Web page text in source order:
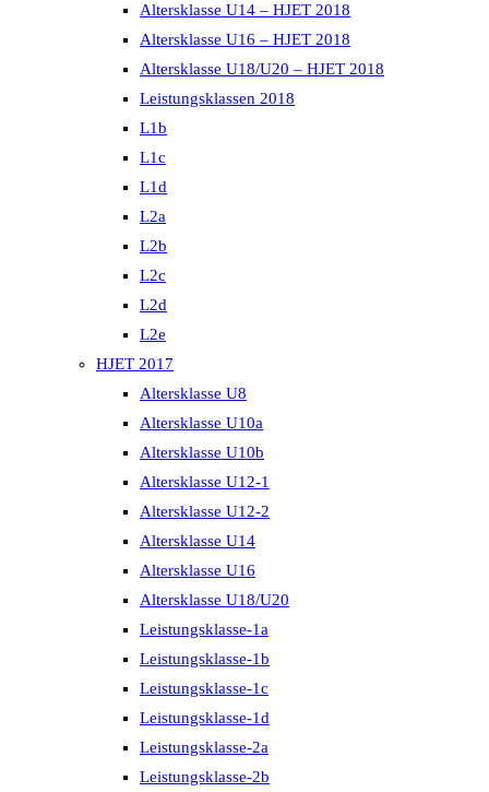
Altersklasse U14 – HJET 2018
Altersklasse U16 – HJET 2018
Altersklasse U18/U20 – HJET 2018
Leistungsklassen 2018
L1b
L1c
L1d
L2a
L2b
L2c
L2d
L2e
HJET 2017
Altersklasse U8
Altersklasse U10a
Altersklasse U10b
Altersklasse U12-1
Altersklasse U12-2
Altersklasse U14
Altersklasse U16
Altersklasse U18/U20
Leistungsklasse-1a
Leistungsklasse-1b
Leistungsklasse-1c
Leistungsklasse-1d
Leistungsklasse-2a
Leistungsklasse-2b